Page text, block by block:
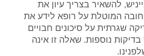
להשאיר בצריך עיון את
המוטלת על רופא לידע את
שגרתית על סיכונים חבויים
נוספות. שאלה זו אינה